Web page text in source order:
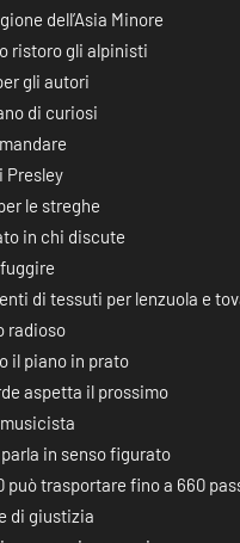
dell’Asia Minore
ristoro gli alpinisti
gli autori
di curiosi
Presley
le streghe
in chi discute
di tessuti per lenzuola e
radioso
il piano in prato
aspetta il prossimo
in senso figurato
può trasportare fino a 660
di giustizia